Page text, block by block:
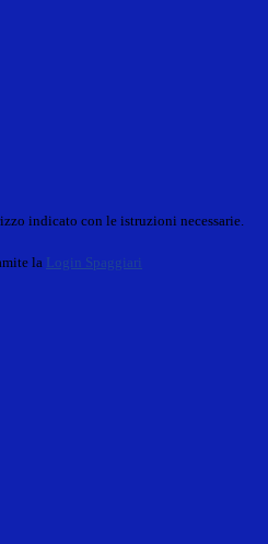
indicato con le istruzioni necessarie.
la Login Spaggiari